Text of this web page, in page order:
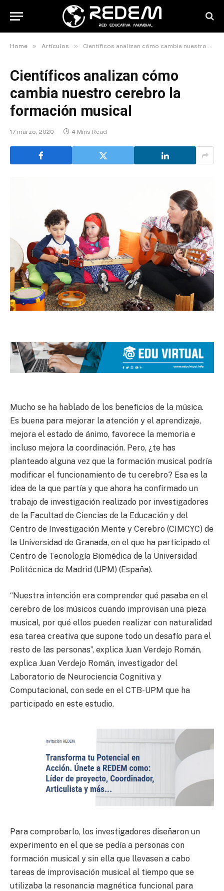
Home » Artículos » Científicos analizan cómo cambia nuestro cerebro la formación musical
Científicos analizan cómo
cambia nuestro cerebro la
formación musical
17 marzo, 2020 4 Mins Read
Mucho se ha hablado de los beneficios de la música.
Es buena para mejorar la atención y el aprendizaje,
mejora el estado de ánimo, favorece la memoria e
incluso mejora la coordinación. Pero, ¿te has
planteado alguna vez que la formación musical podría
modificar el funcionamiento de tu cerebro? Esa es la
idea de la que partía y que ahora ha confirmado un
trabajo de investigación realizado por investigadores
de la Facultad de Ciencias de la Educación y del
Centro de Investigación Mente y Cerebro (CIMCYC) de
la Universidad de Granada, en el que ha participado el
Centro de Tecnología Biomédica de la Universidad
Politécnica de Madrid (UPM) (España).
“Nuestra intención era comprender qué pasaba en el
cerebro de los músicos cuando improvisan una pieza
musical, por qué ellos pueden realizar con naturalidad
esa tarea creativa que supone todo un desafío para el
resto de las personas”, explica Juan Verdejo Román,
explica Juan Verdejo Román, investigador del
Laboratorio de Neurociencia Cognitiva y
Computacional, con sede en el CTB-UPM que ha
participado en este estudio.
Para comprobarlo, los investigadores diseñaron un
experimento en el que se pedía a personas con
formación musical y sin ella que llevasen a cabo
tareas de improvisación musical al tiempo que se
utilizaba la resonancia magnética funcional para